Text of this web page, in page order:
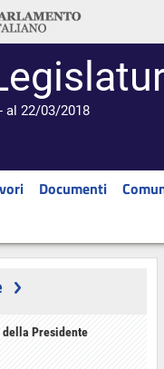
al 22/03/2018
Documenti
della Presidente